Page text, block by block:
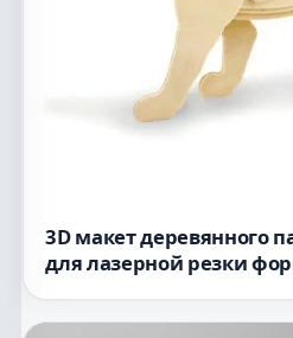
3D макет деревянного
для лазерной резки